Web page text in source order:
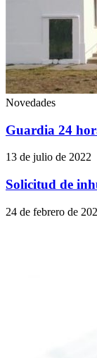
Novedades
Guardia 24
13 de julio de 2022
Solicitud de
24 de febrero de